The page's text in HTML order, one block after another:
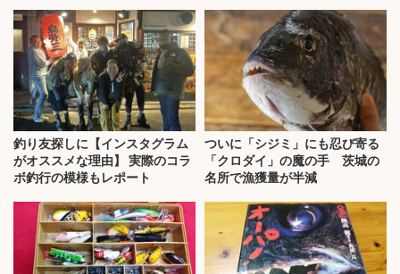
釣り友探しに【インスタグラム
がオススメな理由】 実際のコラ
ボ釣行の模様もレポート
ついに「シジミ」にも忍び寄る
「クロダイ」の魔の手 茨城の
名所で漁獲量が半減